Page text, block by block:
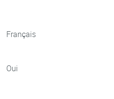
Français
Oui